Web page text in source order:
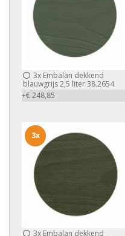
3x Embalan dekkend
blauwgrijs 2,5 liter 38.2654
+€ 248,85
3x Embalan dekkend
3x